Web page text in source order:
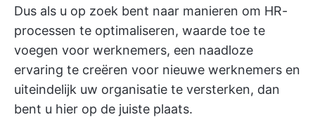
Dus als u op zoek bent naar manieren om HR-
processen te optimaliseren, waarde toe te
voegen voor werknemers, een naadloze
ervaring te creëren voor nieuwe werknemers en
uiteindelijk uw organisatie te versterken, dan
bent u hier op de juiste plaats.